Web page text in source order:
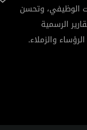
الوظيفي، وتحسن
الرسمية
والزملاء.